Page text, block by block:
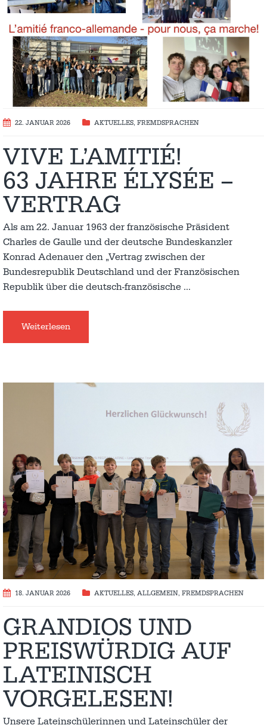
22. JANUAR 2026 AKTUELLES, FREMDSPRACHEN
VIVE L’AMITIÉ!
63 JAHRE ÉLYSÉE –
VERTRAG
Als am 22. Januar 1963 der französische Präsident
Charles de Gaulle und der deutsche Bundeskanzler
Konrad Adenauer den „Vertrag zwischen der
Bundesrepublik Deutschland und der Französischen
Republik über die deutsch-französische …
Weiterlesen
18. JANUAR 2026 AKTUELLES, ALLGEMEIN, FREMDSPRACHEN
GRANDIOS UND
PREISWÜRDIG AUF
LATEINISCH
VORGELESEN!
Unsere Lateinschülerinnen und Lateinschüler der